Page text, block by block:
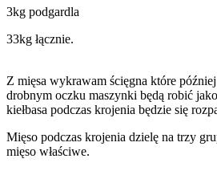
3kg podgardla
33kg łącznie.
Z mięsa wykrawam ścięgna które
drobnym oczku maszynki będą robić
kiełbasa podczas krojenia będzie się
Mięso podczas krojenia dzielę na trzy
mięso właściwe.